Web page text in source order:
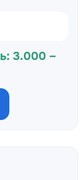
3.000 –